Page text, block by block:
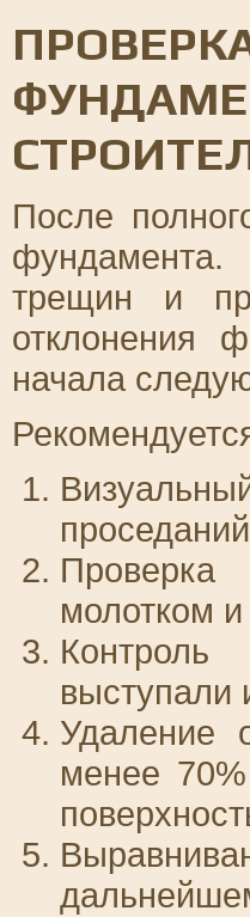
После
фундамента.
трещин и
отклонения
начала
молотком
выступали
Удаление
менее